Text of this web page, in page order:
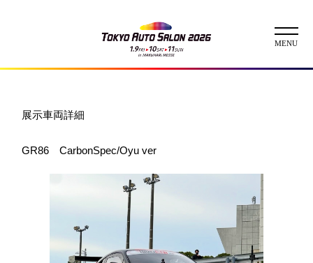
コンテスト
展示車両詳細
GR86 CarbonSpec/Oyu ver